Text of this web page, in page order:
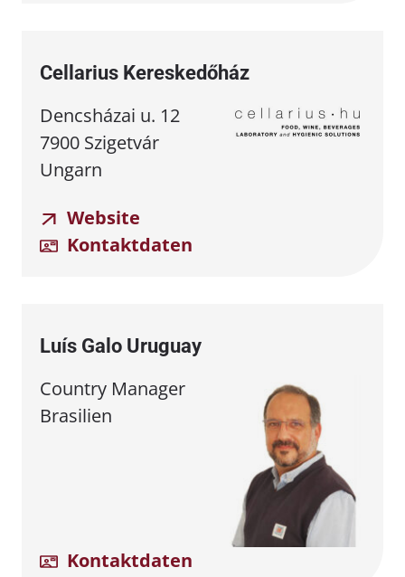
Cellarius Kereskedőház
Dencsházai u. 12
7900 Szigetvár
Ungarn
Website
Kontaktdaten
Luís Galo Uruguay
Country Manager
Brasilien
Kontaktdaten